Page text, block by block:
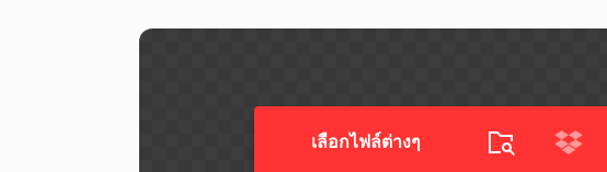
เลือกไฟล์ต่างๆ​